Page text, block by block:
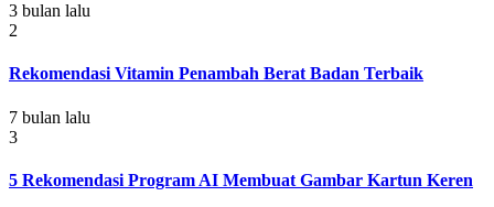
3 bulan lalu
2
Rekomendasi Vitamin Penambah Berat Badan Terbaik
7 bulan lalu
3
5 Rekomendasi Program AI Membuat Gambar Kartun Keren